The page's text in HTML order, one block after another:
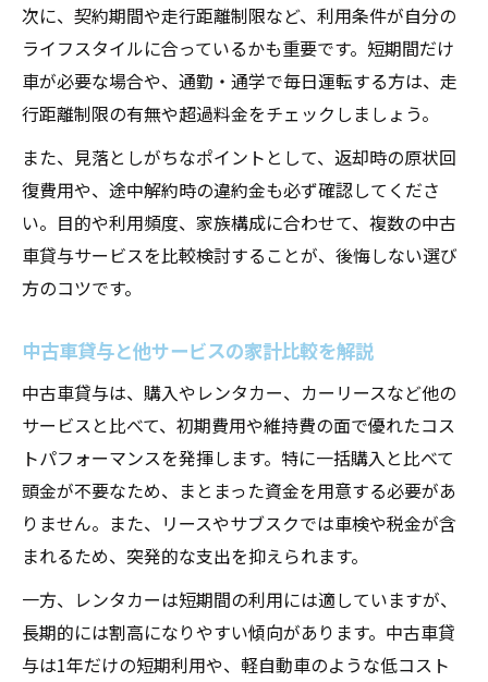
次に、契約期間や走行距離制限など、利用条件が自分の
ライフスタイルに合っているかも重要です。短期間だけ
車が必要な場合や、通勤・通学で毎日運転する方は、走
行距離制限の有無や超過料金をチェックしましょう。
また、見落としがちなポイントとして、返却時の原状回
復費用や、途中解約時の違約金も必ず確認してくださ
い。目的や利用頻度、家族構成に合わせて、複数の中古
車貸与サービスを比較検討することが、後悔しない選び
方のコツです。
中古車貸与と他サービスの家計比較を解説
中古車貸与は、購入やレンタカー、カーリースなど他の
サービスと比べて、初期費用や維持費の面で優れたコス
トパフォーマンスを発揮します。特に一括購入と比べて
頭金が不要なため、まとまった資金を用意する必要があ
りません。また、リースやサブスクでは車検や税金が含
まれるため、突発的な支出を抑えられます。
一方、レンタカーは短期間の利用には適していますが、
長期的には割高になりやすい傾向があります。中古車貸
与は1年だけの短期利用や、軽自動車のような低コスト